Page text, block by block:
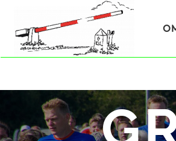
Skip to main content